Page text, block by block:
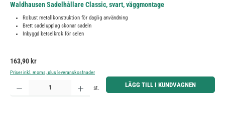
Waldhausen Sadelhållare Classic, svart, väggmontage
Robust metallkonstruktion för daglig användning
Brett sadelupplag skonar sadeln
Inbyggd betselkrok för selen
Ordinarie pris:
163,90 kr
Priser inkl. moms, plus leveranskostnader
Produktkvantitet: Ange önskat belopp eller använd knapparna för att öka eller minska kvantiteten.
st. LÄGG TILL I KUNDVAGNEN